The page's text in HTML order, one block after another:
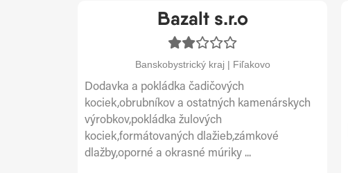
Bazalt s.r.o
Banskobystrický kraj | Fiľakovo
Dodavka a pokládka čadičových
kociek,obrubníkov a ostatných kamenárskych
výrobkov,pokládka žulových
kociek,formátovaných dlažieb,zámkové
dlažby,oporné a okrasné múriky ...